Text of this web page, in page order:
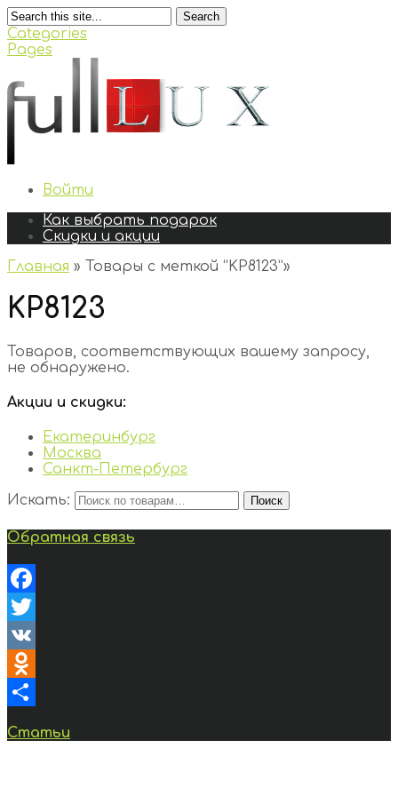
Search
Categories
Pages
Войти
Как выбрать подарок
Скидки и акции
Главная » Товары с меткой “KP8123”»
KP8123
Товаров, соответствующих вашему запросу,
не обнаружено.
Акции и скидки:
Екатеринбург
Москва
Санкт-Петербург
Искать:
Поиск
Обратная связь
Facebook
Twitter
VK
Odnoklassniki
Статьи